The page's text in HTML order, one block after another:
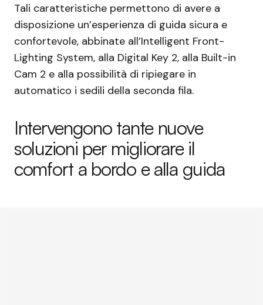
Tali caratteristiche permettono di avere a
disposizione un’esperienza di guida sicura e
confortevole, abbinate all’Intelligent Front-
Lighting System, alla Digital Key 2, alla Built-in
Cam 2 e alla possibilità di ripiegare in
automatico i sedili della seconda fila.
Intervengono tante nuove
soluzioni per migliorare il
comfort a bordo e alla guida